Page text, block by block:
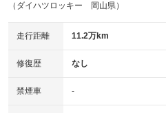
（ダイハツロッキー 岡山県）
走行距離 11.2万km
修復歴 なし
禁煙車 -